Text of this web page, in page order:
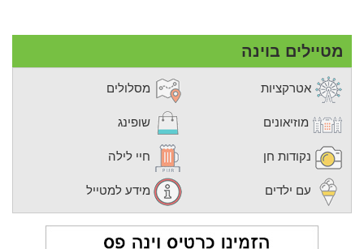
מטיילים בוינה
אטרקציות מסלולים
מוזיאונים שופינג
נקודות חן חיי לילה
עם ילדים מידע למטייל